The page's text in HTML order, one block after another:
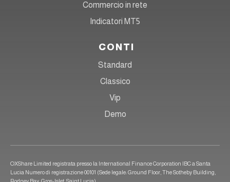
Commercio in rete
Indicatori MT5
CONTI
Standard
Classico
Vip
Demo
OXShare Limited registrata presso la International Finance Corporation IBC a Santa
Lucia Numero di registrazione 00101 (Sede legale: Ground Floor, The Sotheby Building,